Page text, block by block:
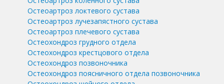
Остеоартроз локтевого сустава
Остеоартроз лучезапястного сустава
Остеоартроз плечевого сустава
Остеохондроз грудного отдела
Остеохондроз крестцового отдела
Остеохондроз позвоночника
Остеохондроз поясничного отдела позвоночника